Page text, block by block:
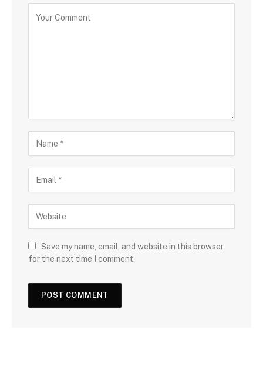
Save my name, email, and website in this browser
for the next time I comment.